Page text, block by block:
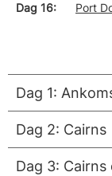
Dag 16
Port
Dag 2: Cairns
Dag 3: Cairns